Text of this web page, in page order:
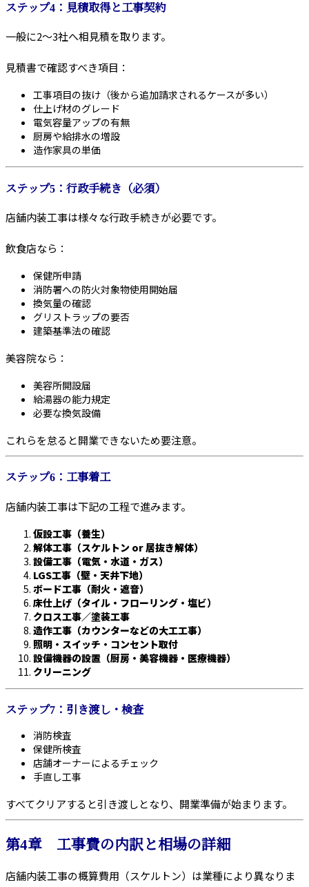
ステップ4：見積取得と工事契約
一般に2〜3社へ相見積を取ります。
見積書で確認すべき項目：
工事項目の抜け（後から追加請求されるケースが多い）
仕上げ材のグレード
電気容量アップの有無
厨房や給排水の増設
造作家具の単価
ステップ5：行政手続き（必須）
店舗内装工事は様々な行政手続きが必要です。
飲食店なら：
保健所申請
消防署への防火対象物使用開始届
換気量の確認
グリストラップの要否
建築基準法の確認
美容院なら：
美容所開設届
給湯器の能力規定
必要な換気設備
これらを怠ると開業できないため要注意。
ステップ6：工事着工
店舗内装工事は下記の工程で進みます。
仮設工事（養生）
解体工事（スケルトン or 居抜き解体）
設備工事（電気・水道・ガス）
LGS工事（壁・天井下地）
ボード工事（耐火・遮音）
床仕上げ（タイル・フローリング・塩ビ）
クロス工事／塗装工事
造作工事（カウンターなどの大工工事）
照明・スイッチ・コンセント取付
設備機器の設置（厨房・美容機器・医療機器）
クリーニング
ステップ7：引き渡し・検査
消防検査
保健所検査
店舗オーナーによるチェック
手直し工事
すべてクリアすると引き渡しとなり、開業準備が始まります。
第4章 工事費の内訳と相場の詳細
店舗内装工事の概算費用（スケルトン）は業種により異なりま